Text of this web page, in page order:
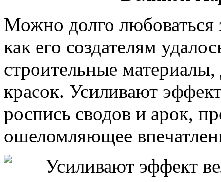
Можно долго любоваться
как его создателям
строительные
красок. Усиливают
роспись сводов и арок,
ошеломляющее